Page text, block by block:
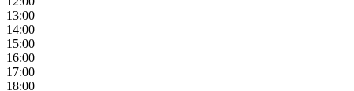
13:00
14:00
15:00
16:00
17:00
18:00